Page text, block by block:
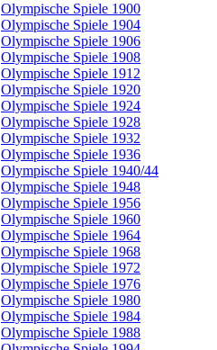
Olympische Spiele 1900
Olympische Spiele 1904
Olympische Spiele 1906
Olympische Spiele 1908
Olympische Spiele 1912
Olympische Spiele 1920
Olympische Spiele 1924
Olympische Spiele 1928
Olympische Spiele 1932
Olympische Spiele 1936
Olympische Spiele 1940/44
Olympische Spiele 1948
Olympische Spiele 1956
Olympische Spiele 1960
Olympische Spiele 1964
Olympische Spiele 1968
Olympische Spiele 1972
Olympische Spiele 1976
Olympische Spiele 1980
Olympische Spiele 1984
Olympische Spiele 1988